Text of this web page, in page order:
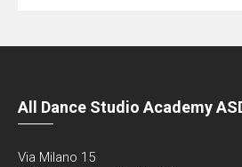
All Dance Studio Academy
Via Milano 15